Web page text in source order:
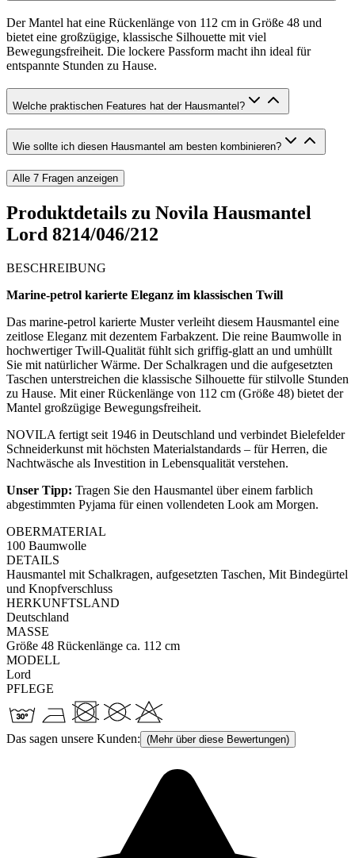
Der Mantel hat eine Rückenlänge von 112 cm in Größe 48 und
bietet eine großzügige, klassische Silhouette mit viel
Bewegungsfreiheit. Die lockere Passform macht ihn ideal für
entspannte Stunden zu Hause.
Welche praktischen Features hat der Hausmantel?
Wie sollte ich diesen Hausmantel am besten kombinieren?
Alle 7 Fragen anzeigen
Produktdetails zu Novila Hausmantel
Lord 8214/046/212
BESCHREIBUNG
Marine-petrol karierte Eleganz im klassischen Twill
Das marine-petrol karierte Muster verleiht diesem Hausmantel eine
zeitlose Eleganz mit dezentem Farbakzent. Die reine Baumwolle in
hochwertiger Twill-Qualität fühlt sich griffig-glatt an und umhüllt
Sie mit natürlicher Wärme. Der Schalkragen und die aufgesetzten
Taschen unterstreichen die klassische Silhouette für stilvolle Stunden
zu Hause. Mit einer Rückenlänge von 112 cm (Größe 48) bietet der
Mantel großzügige Bewegungsfreiheit.
NOVILA fertigt seit 1946 in Deutschland und verbindet Bielefelder
Schneiderkunst mit höchsten Materialstandards – für Herren, die
Nachtwäsche als Investition in Lebensqualität verstehen.
Unser Tipp: Tragen Sie den Hausmantel über einem farblich
abgestimmten Pyjama für einen vollendeten Look am Morgen.
OBERMATERIAL
100 Baumwolle
DETAILS
Hausmantel mit Schalkragen, aufgesetzten Taschen, Mit Bindegürtel
und Knopfverschluss
HERKUNFTSLAND
Deutschland
MASSE
Größe 48 Rückenlänge ca. 112 cm
MODELL
Lord
PFLEGE
Das sagen unsere Kunden: (Mehr über diese Bewertungen)